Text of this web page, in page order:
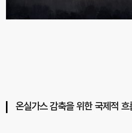
온실가스 감축을 위한 국제적